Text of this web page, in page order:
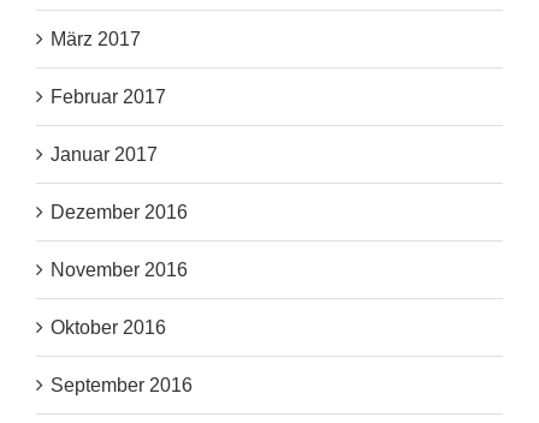
März 2017
Februar 2017
Januar 2017
Dezember 2016
November 2016
Oktober 2016
September 2016